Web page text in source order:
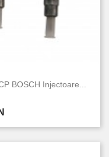
BOSCH Injectoare...